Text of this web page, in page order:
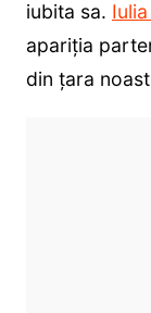
iubita sa.
apariția
din țara